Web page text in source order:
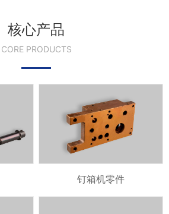
核心产品
CORE PRODUCTS
钉箱机零件